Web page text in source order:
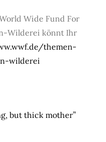
Wide Fund For
Wilderei könnt Ihr
themen-
wilderei
but thick mother”